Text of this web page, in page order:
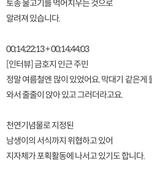
토종 물고기를 먹어치우는 것으로
알려져 있습니다.
00;14;22;13 + 00;14;44;03
[인터뷰] 금호지 인근 주민
정말 여름철엔 많이 있었어요. 막대기 같은게
와서 줄줄이 앉아 있고 그러더라고요.
천연기념물로 지정된
남생이의 서식까지 위협하고 있어
지자체가 포획활동에 나서고 있기도 합니다.